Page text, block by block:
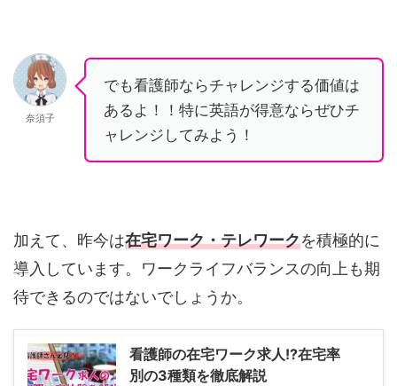
奈須子
でも看護師ならチャレンジする価値は
あるよ！！特に英語が得意ならぜひチ
ャレンジしてみよう！
加えて、昨今は在宅ワーク・テレワークを積極的に
導入しています。ワークライフバランスの向上も期
待できるのではないでしょうか。
看護師の在宅ワーク求人!?在宅率
別の3種類を徹底解説